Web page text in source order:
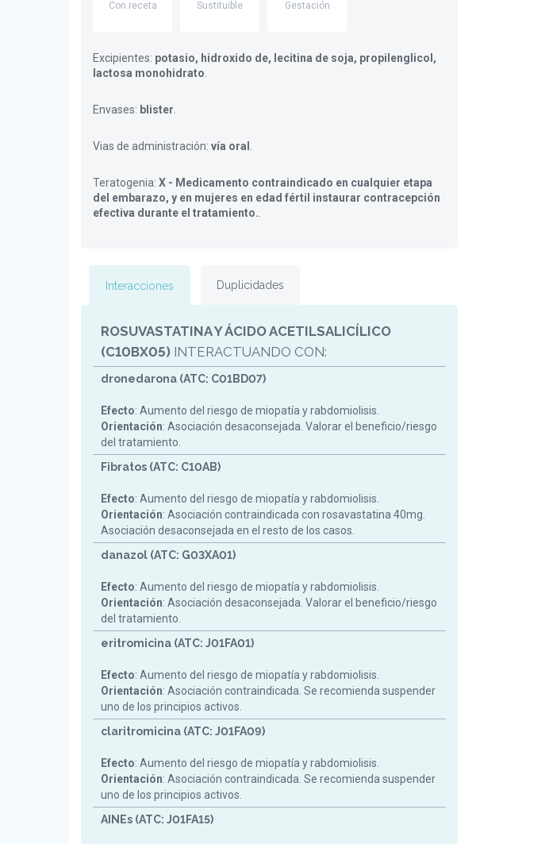
Con receta Sustituible Gestación
Excipientes: potasio, hidroxido de, lecitina de soja, propilenglicol,
lactosa monohidrato
Envases: blister
Vias de administración: vía oral
Teratogenia: X - Medicamento contraindicado en cualquier etapa
del embarazo, y en mujeres en edad fértil instaurar contracepción
efectiva durante el tratamiento.
Interacciones Duplicidades
ROSUVASTATINA Y ÁCIDO ACETILSALICÍLICO
(C10BX05) INTERACTUANDO CON:
dronedarona (ATC: C01BD07)
Efecto: Aumento del riesgo de miopatía y rabdomiolisis.
Orientación: Asociación desaconsejada. Valorar el beneficio/riesgo
del tratamiento.
Fibratos (ATC: C10AB)
Efecto: Aumento del riesgo de miopatía y rabdomiolisis.
Orientación: Asociación contraindicada con rosavastatina 40mg.
Asociación desaconsejada en el resto de los casos.
danazol (ATC: G03XA01)
Efecto: Aumento del riesgo de miopatía y rabdomiolisis.
Orientación: Asociación desaconsejada. Valorar el beneficio/riesgo
del tratamiento.
eritromicina (ATC: J01FA01)
Efecto: Aumento del riesgo de miopatía y rabdomiolisis.
Orientación: Asociación contraindicada. Se recomienda suspender
uno de los principios activos.
claritromicina (ATC: J01FA09)
Efecto: Aumento del riesgo de miopatía y rabdomiolisis.
Orientación: Asociación contraindicada. Se recomienda suspender
uno de los principios activos.
AINEs (ATC: J01FA15)